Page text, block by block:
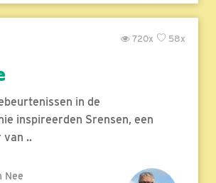
58x
720x
in de
inspireerden Srensen, een
van ..
Nee